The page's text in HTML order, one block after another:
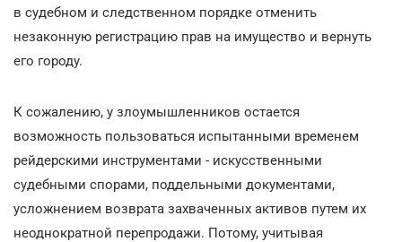
в судебном и следственном порядке отменить
незаконную регистрацию прав на имущество и вернуть
его городу.
К сожалению, у злоумышленников остается
возможность пользоваться испытанными временем
рейдерскими инструментами - искусственными
судебными спорами, поддельными документами,
усложнением возврата захваченных активов путем их
неоднократной перепродажи. Потому, учитывая